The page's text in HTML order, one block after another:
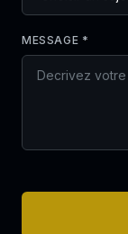
MESSAGE *